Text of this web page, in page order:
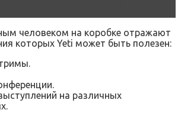
человеком на коробке отражают
которых Yeti может быть полезен:
на различных